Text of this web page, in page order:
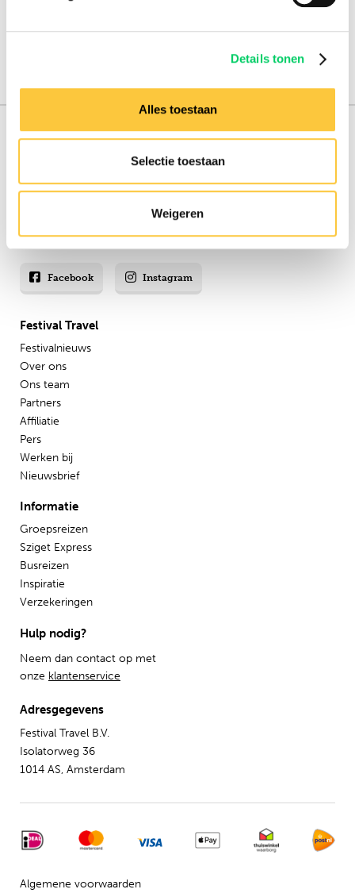
Details tonen
Alles toestaan
Selectie toestaan
Weigeren
165.000 reizigers+
16 jaar ervaring
Festival Travel
Festivalnieuws
Over ons
Ons team
Partners
Affiliatie
Pers
Werken bij
Nieuwsbrief
Informatie
Groepsreizen
Sziget Express
Busreizen
Inspiratie
Verzekeringen
Hulp nodig?
Neem dan contact op met
onze klantenservice
Adresgegevens
Festival Travel B.V.
Isolatorweg 36
1014 AS, Amsterdam
Facebook Instagram
Algemene voorwaarden